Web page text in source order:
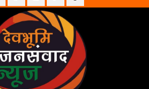
Facebook
TwitterYouTubePlus
Google